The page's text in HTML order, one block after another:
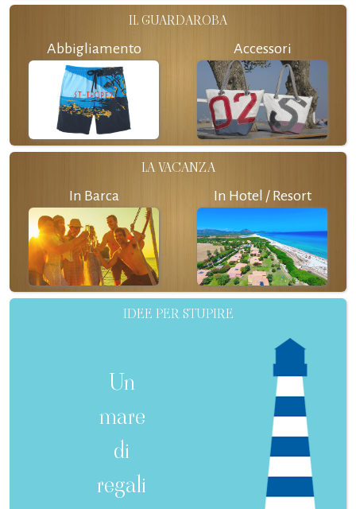
IL GUARDAROBA
Abbigliamento Accessori
LA VACANZA
In Barca In Hotel / Resort
IDEE PER STUPIRE
Un
mare
di
regali